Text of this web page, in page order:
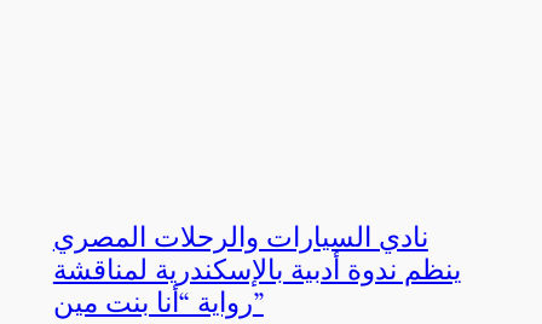
نادي السيارات والرحلات المصري
ينظم ندوة أدبية بالإسكندرية لمناقشة
رواية “أنا بنت مين”